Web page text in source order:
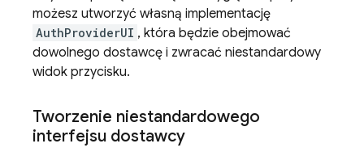
możesz utworzyć własną implementację
AuthProviderUI , która będzie obejmować
dowolnego dostawcę i zwracać niestandardowy
widok przycisku.
Tworzenie niestandardowego
interfejsu dostawcy